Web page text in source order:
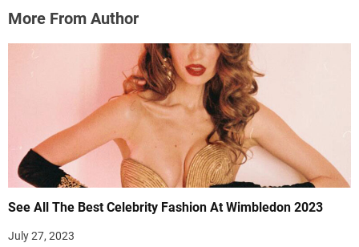
More From Author
See All The Best Celebrity Fashion At Wimbledon 2023
July 27, 2023